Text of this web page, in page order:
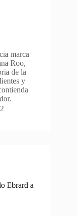
marca
Roo,
de la
y
Ebrard a